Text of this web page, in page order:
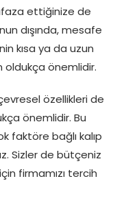
ettiğinize de
dışında, mesafe
kısa ya da uzun
oldukça önemlidir.
özellikleri de
önemlidir. Bu
faktöre bağlı kalıp
Sizler de bütçeniz
firmamızı tercih